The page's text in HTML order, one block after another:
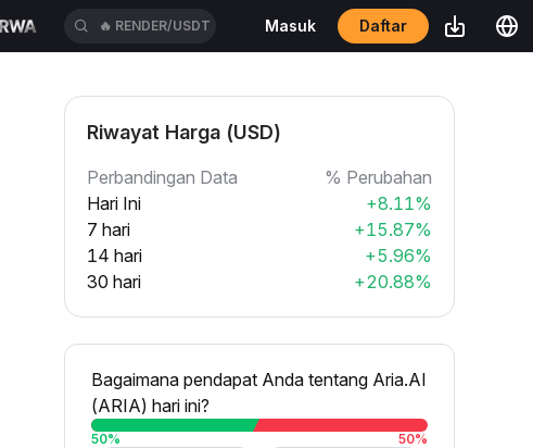
🔥 RENDER/USDT Masuk Daftar
Riwayat Harga (USD)
Perbandingan Data
% Perubahan
Hari Ini
+8.11%
7 hari
+15.87%
14 hari
+5.96%
30 hari
+20.88%
Bagaimana pendapat Anda tentang Aria.AI
(ARIA) hari ini?
50% 50%